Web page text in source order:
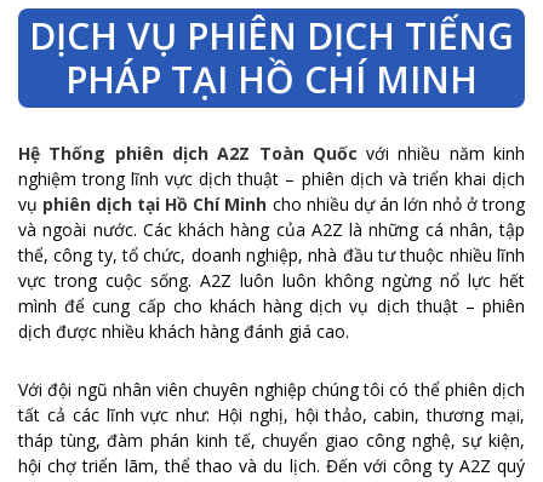
DỊCH VỤ PHIÊN DỊCH TIẾNG
PHÁP TẠI HỒ CHÍ MINH
Hệ Thống phiên dịch A2Z Toàn Quốc với nhiều năm kinh
nghiệm trong lĩnh vực dịch thuật – phiên dịch và triển khai dịch
vụ phiên dịch tại Hồ Chí Minh cho nhiều dự án lớn nhỏ ở trong
và ngoài nước. Các khách hàng của A2Z là những cá nhân, tập
thể, công ty, tổ chức, doanh nghiệp, nhà đầu tư thuộc nhiều lĩnh
vực trong cuộc sống. A2Z luôn luôn không ngừng nổ lực hết
mình để cung cấp cho khách hàng dịch vụ dịch thuật – phiên
dịch được nhiều khách hàng đánh giá cao.
Với đội ngũ nhân viên chuyên nghiệp chúng tôi có thể phiên dịch
tất cả các lĩnh vực như: Hội nghị, hội thảo, cabin, thương mại,
tháp tùng, đàm phán kinh tế, chuyển giao công nghệ, sự kiện,
hội chợ triển lãm, thể thao và du lịch. Đến với công ty A2Z quý